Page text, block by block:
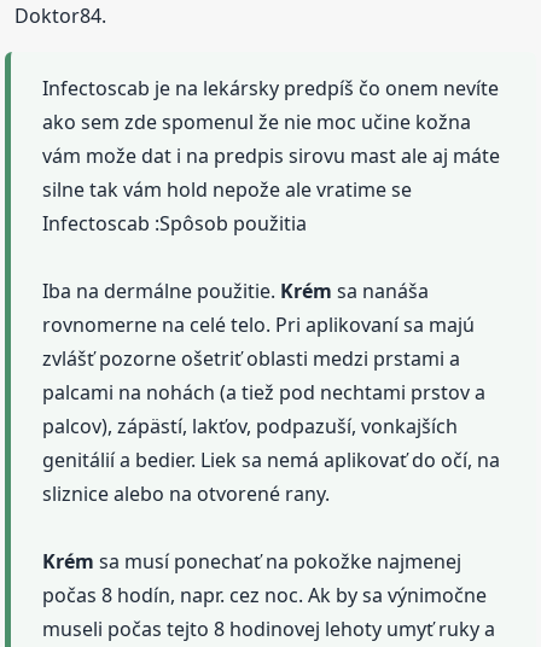
Doktor84.
Infectoscab je na lekársky predpíš čo onem nevíte
ako sem zde spomenul že nie moc učine kožna
vám može dat i na predpis sirovu mast ale aj máte
silne tak vám hold nepože ale vratime se
Infectoscab :Spôsob použitia
Iba na dermálne použitie. Krém sa nanáša
rovnomerne na celé telo. Pri aplikovaní sa majú
zvlášť pozorne ošetriť oblasti medzi prstami a
palcami na nohách (a tiež pod nechtami prstov a
palcov), zápästí, lakťov, podpazuší, vonkajších
genitálií a bedier. Liek sa nemá aplikovať do očí, na
sliznice alebo na otvorené rany.
Krém sa musí ponechať na pokožke najmenej
počas 8 hodín, napr. cez noc. Ak by sa výnimočne
museli počas tejto 8 hodinovej lehoty umyť ruky a